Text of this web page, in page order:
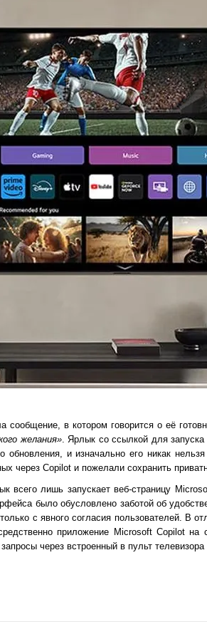
сообщение, в котором говорится о её
желания». Ярлык со ссылкой для
обновления, и изначально его никак
через Copilot и пожелали сохранить
всего лишь запускает веб-страницу
было обусловлено заботой об
с явного согласия пользователей. В
приложение Microsoft Copilot на
через встроенный в пульт